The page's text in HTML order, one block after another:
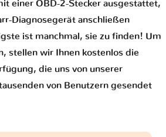
einer OBD-2-Stecker ausgestattet,
Diagnosegerät anschließen
ist manchmal, sie zu finden! Um
stellen wir Ihnen kostenlos die
die uns von unserer
von Benutzern gesendet